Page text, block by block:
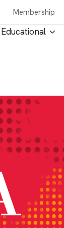
Membership
Educational